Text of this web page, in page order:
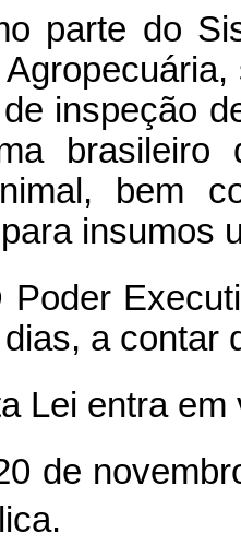
parte do
inspeção
bem
insumos
a contar
Lei entra
novembro